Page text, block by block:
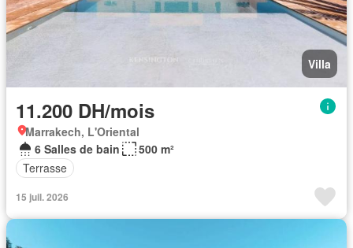
Villa
11.200 DH/mois
Marrakech, L'Oriental
6 Salles de bain
500 m²
Terrasse
15 juil. 2026